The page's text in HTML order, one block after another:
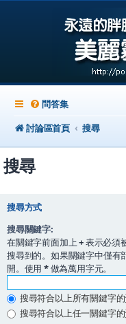
問答集
討論區首頁
搜尋
搜尋
搜尋方式
搜尋關鍵字:
在關鍵字前面加上+表示必須
搜尋到的。如果關鍵字中僅有
開。使用 *做為萬用字元。
搜尋符合以上所有關鍵字
搜尋符合以上任一關鍵字